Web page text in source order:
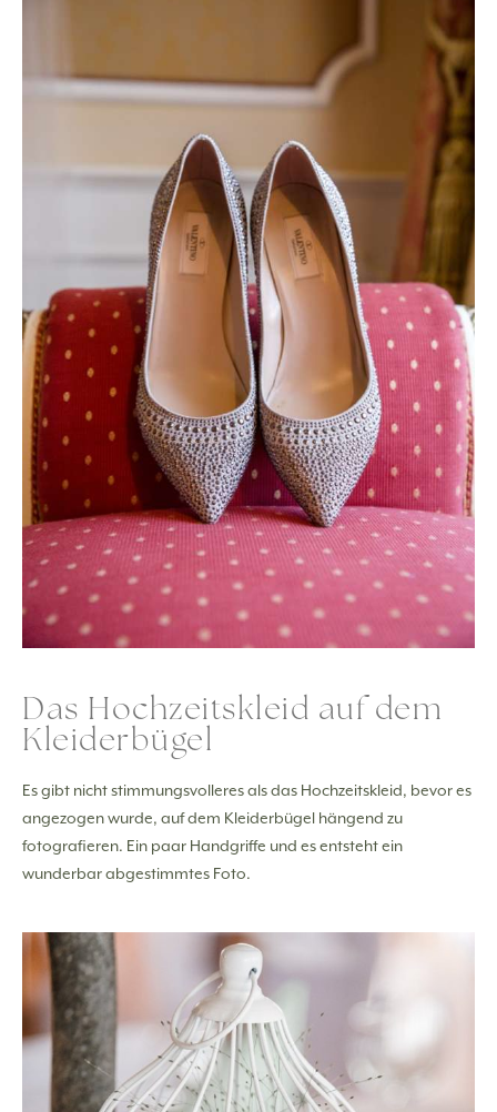
Das Hochzeitskleid auf dem
Kleiderbügel
Es gibt nicht stimmungsvolleres als das Hochzeitskleid, bevor es
angezogen wurde, auf dem Kleiderbügel hängend zu
fotografieren. Ein paar Handgriffe und es entsteht ein
wunderbar abgestimmtes Foto.